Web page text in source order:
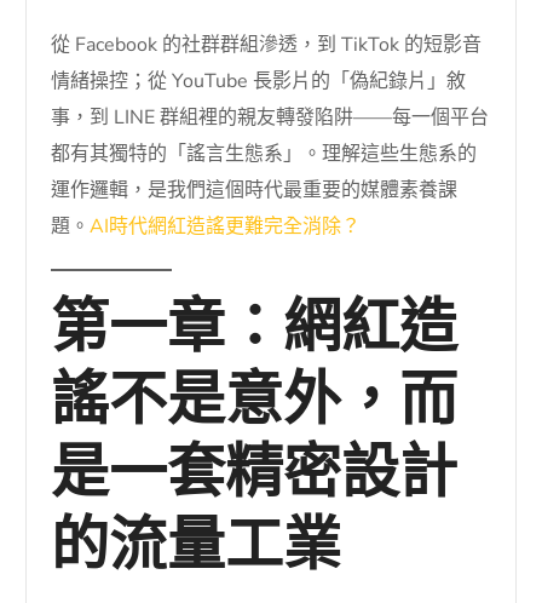
從 Facebook 的社群群組滲透，到 TikTok 的短影音
情緒操控；從 YouTube 長影片的「偽紀錄片」敘
事，到 LINE 群組裡的親友轉發陷阱——每一個平台
都有其獨特的「謠言生態系」。理解這些生態系的
運作邏輯，是我們這個時代最重要的媒體素養課
題。AI時代網紅造謠更難完全消除？
第一章：網紅造
謠不是意外，而
是一套精密設計
的流量工業